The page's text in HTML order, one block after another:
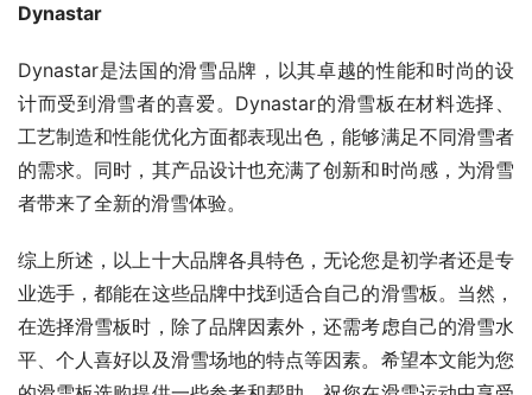
Dynastar
Dynastar是法国的滑雪品牌，以其卓越的性能和时尚的设
计而受到滑雪者的喜爱。Dynastar的滑雪板在材料选择、
工艺制造和性能优化方面都表现出色，能够满足不同滑雪者
的需求。同时，其产品设计也充满了创新和时尚感，为滑雪
者带来了全新的滑雪体验。
综上所述，以上十大品牌各具特色，无论您是初学者还是专
业选手，都能在这些品牌中找到适合自己的滑雪板。当然，
在选择滑雪板时，除了品牌因素外，还需考虑自己的滑雪水
平、个人喜好以及滑雪场地的特点等因素。希望本文能为您